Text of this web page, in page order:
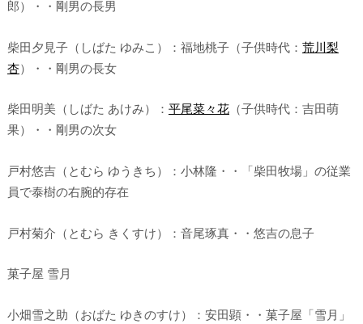
郎）・・剛男の長男
柴田夕見子（しばた ゆみこ）：福地桃子（子供時代： 荒川梨
杏）・・剛男の長女
柴田明美（しばた あけみ）： 平尾菜々花（子供時代：吉田萌
果）・・剛男の次女
戸村悠吉（とむら ゆうきち）：小林隆・・「柴田牧場」の従業
員で泰樹の右腕的存在
戸村菊介（とむら きくすけ）：音尾琢真・・悠吉の息子
菓子屋 雪月
小畑雪之助（おばた ゆきのすけ）：安田顕・・菓子屋「雪月」